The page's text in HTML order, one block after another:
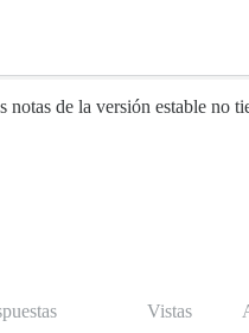
de la versión estable no
Vistas